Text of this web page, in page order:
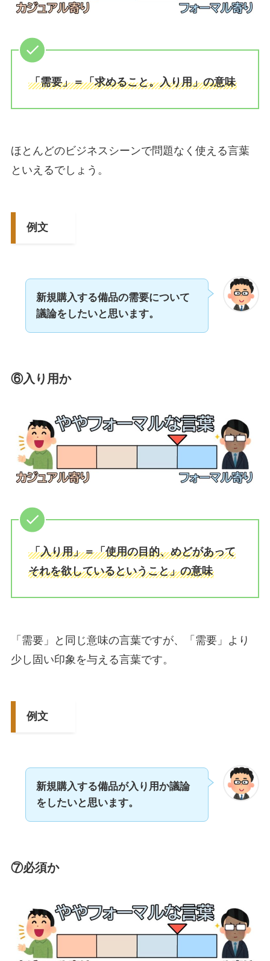
「需要」＝「求めること。入り用」の意味
ほとんどのビジネスシーンで問題なく使える言葉
といえるでしょう。
例文
新規購入する備品の需要について
議論をしたいと思います。
⑥入り用か
「入り用」＝「使用の目的、めどがあって
それを欲しているということ」の意味
「需要」と同じ意味の言葉ですが、「需要」より
少し固い印象を与える言葉です。
例文
新規購入する備品が入り用か議論
をしたいと思います。
⑦必須か